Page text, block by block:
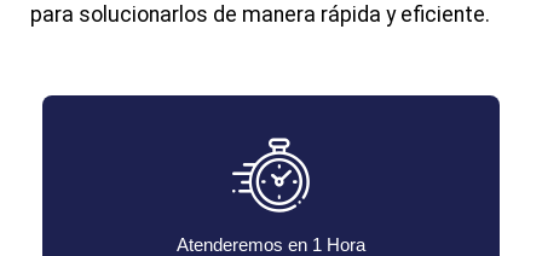
para solucionarlos de manera rápida y eficiente.
Atenderemos en 1 Hora